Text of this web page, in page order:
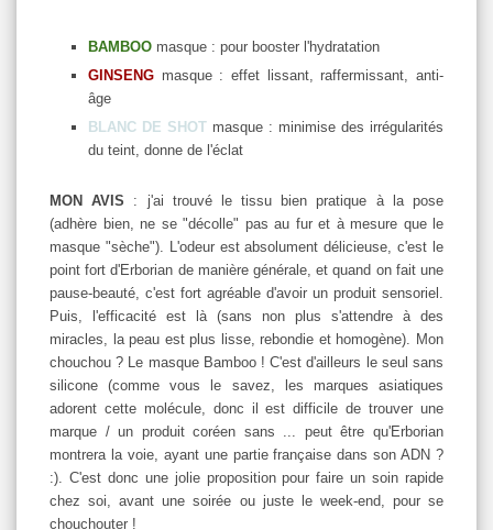
BAMBOO masque : pour booster l'hydratation
GINSENG masque : effet lissant, raffermissant, anti-
âge
BLANC DE SHOT masque : minimise des irrégularités
du teint, donne de l'éclat
MON AVIS : j'ai trouvé le tissu bien pratique à la pose
(adhère bien, ne se "décolle" pas au fur et à mesure que le
masque "sèche"). L'odeur est absolument délicieuse, c'est le
point fort d'Erborian de manière générale, et quand on fait une
pause-beauté, c'est fort agréable d'avoir un produit sensoriel.
Puis, l'efficacité est là (sans non plus s'attendre à des
miracles, la peau est plus lisse, rebondie et homogène). Mon
chouchou ? Le masque Bamboo ! C'est d'ailleurs le seul sans
silicone (comme vous le savez, les marques asiatiques
adorent cette molécule, donc il est difficile de trouver une
marque / un produit coréen sans ... peut être qu'Erborian
montrera la voie, ayant une partie française dans son ADN ?
:). C'est donc une jolie proposition pour faire un soin rapide
chez soi, avant une soirée ou juste le week-end, pour se
chouchouter !